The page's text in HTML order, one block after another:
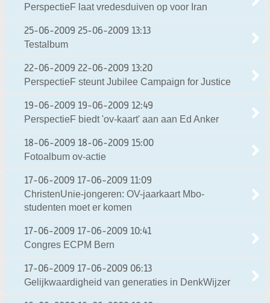
PerspectieF laat vredesduiven op voor Iran
25-06-2009 25-06-2009 13:13
Testalbum
22-06-2009 22-06-2009 13:20
PerspectieF steunt Jubilee Campaign for Justice
19-06-2009 19-06-2009 12:49
PerspectieF biedt 'ov-kaart' aan aan Ed Anker
18-06-2009 18-06-2009 15:00
Fotoalbum ov-actie
17-06-2009 17-06-2009 11:09
ChristenUnie-jongeren: OV-jaarkaart Mbo-
studenten moet er komen
17-06-2009 17-06-2009 10:41
Congres ECPM Bern
17-06-2009 17-06-2009 06:13
Gelijkwaardigheid van generaties in DenkWijzer